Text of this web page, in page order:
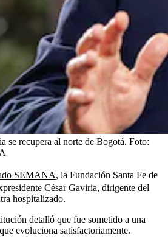
se recupera al norte de Bogotá. Foto:
SEMANA, la Fundación Santa Fe de
César Gaviria, dirigente del
hospitalizado.
detalló que fue sometido a una
evoluciona satisfactoriamente.